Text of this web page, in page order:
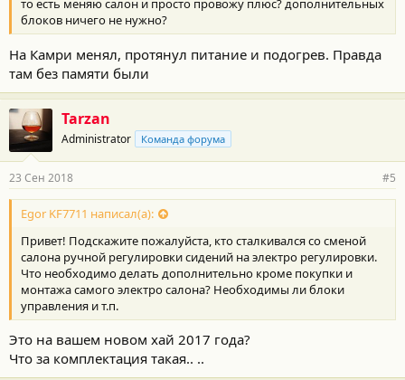
то есть меняю салон и просто провожу плюс? дополнительных
блоков ничего не нужно?
На Камри менял, протянул питание и подогрев. Правда
там без памяти были
Tarzan
Administrator Команда форума
23 Сен 2018 #5
Egor KF7711 написал(а):
Привет! Подскажите пожалуйста, кто сталкивался со сменой
салона ручной регулировки сидений на электро регулировки.
Что необходимо делать дополнительно кроме покупки и
монтажа самого электро салона? Необходимы ли блоки
управления и т.п.
Это на вашем новом хай 2017 года?
Что за комплектация такая.. ..